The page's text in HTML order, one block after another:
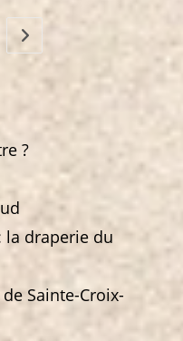
Aller à la page suivante
?
draperie du
Sainte-Croix-